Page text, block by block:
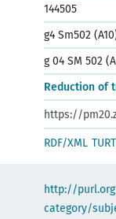
144505
g4 Sm502
g 04 SM 502
Reduction of
https://
RDF/XML
http://
category/